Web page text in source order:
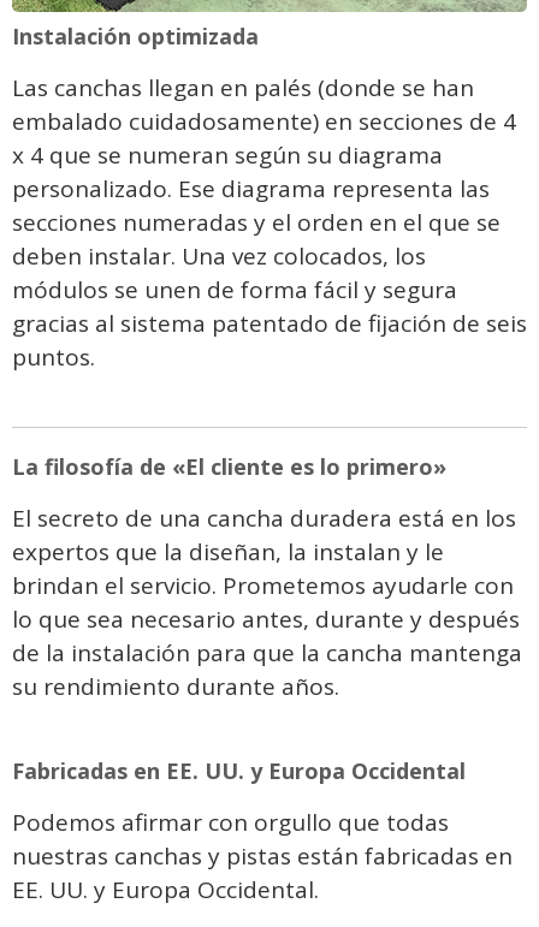
Instalación optimizada
Las canchas llegan en palés (donde se han
embalado cuidadosamente) en secciones de 4
x 4 que se numeran según su diagrama
personalizado. Ese diagrama representa las
secciones numeradas y el orden en el que se
deben instalar. Una vez colocados, los
módulos se unen de forma fácil y segura
gracias al sistema patentado de fijación de seis
puntos.
La filosofía de «El cliente es lo primero»
El secreto de una cancha duradera está en los
expertos que la diseñan, la instalan y le
brindan el servicio. Prometemos ayudarle con
lo que sea necesario antes, durante y después
de la instalación para que la cancha mantenga
su rendimiento durante años.
Fabricadas en EE. UU. y Europa Occidental
Podemos afirmar con orgullo que todas
nuestras canchas y pistas están fabricadas en
EE. UU. y Europa Occidental.